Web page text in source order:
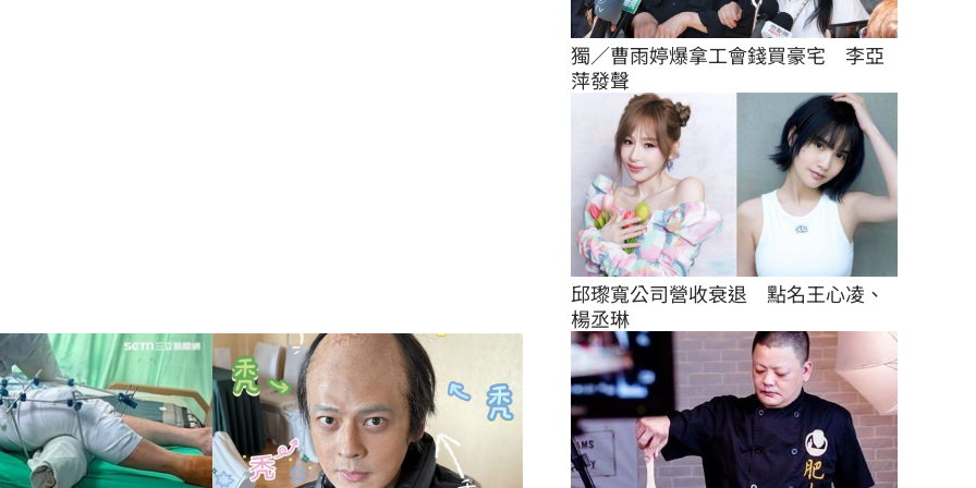
獨／曹雨婷爆拿工會錢買豪宅　李亞
萍發聲
邱瓈寬公司營收衰退　點名王心凌、
楊丞琳